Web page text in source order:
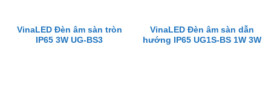
VinaLED Đèn âm sàn tròn
IP65 3W UG-BS3
VinaLED Đèn âm sàn dẫn
hướng IP65 UG1S-BS 1W 3W